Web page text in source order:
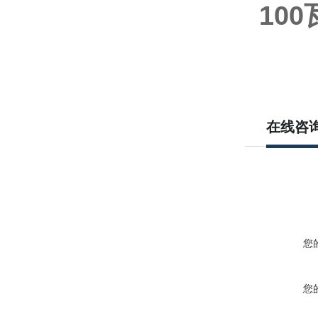
100
在线咨
您
您